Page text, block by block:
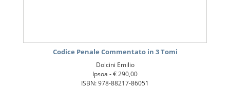
Codice Penale Commentato in 3 Tomi
Dolcini Emilio
Ipsoa -€ 290,00
ISBN: 978-88217-86051